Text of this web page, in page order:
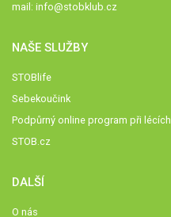
mail: info@stobklub.cz
NAŠE SLUŽBY
STOBlife
Sebekoučink
Podpůrný online program při
STOB.cz
DALŠÍ
O nás